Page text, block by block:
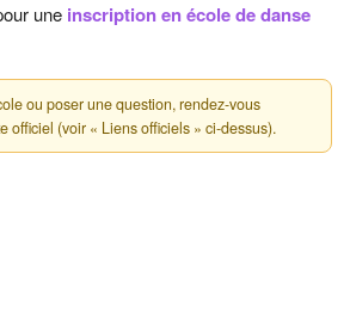
une inscription en école de danse
ou poser une question, rendez-vous
officiel (voir « Liens officiels » ci-dessus).